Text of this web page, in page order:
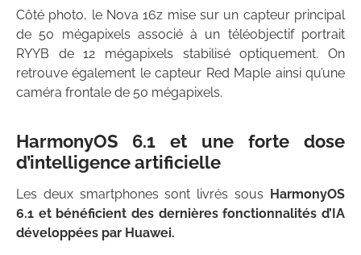
Côté photo, le Nova 16z mise sur un capteur principal
de 50 mégapixels associé à un téléobjectif portrait
RYYB de 12 mégapixels stabilisé optiquement. On
retrouve également le capteur Red Maple ainsi qu’une
caméra frontale de 50 mégapixels.
HarmonyOS 6.1 et une forte dose
d’intelligence artificielle
Les deux smartphones sont livrés sous HarmonyOS
6.1 et bénéficient des dernières fonctionnalités d’IA
développées par Huawei.